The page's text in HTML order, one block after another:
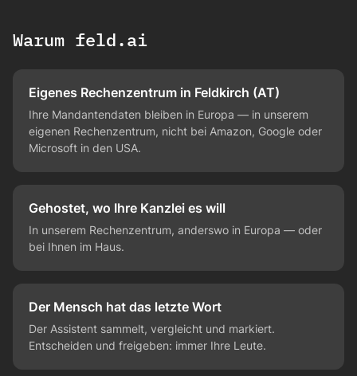
Warum feld.ai
Eigenes Rechenzentrum in Feldkirch (AT)
Ihre Mandantendaten bleiben in Europa — in unserem
eigenen Rechenzentrum, nicht bei Amazon, Google oder
Microsoft in den USA.
Gehostet, wo Ihre Kanzlei es will
In unserem Rechenzentrum, anderswo in Europa — oder
bei Ihnen im Haus.
Der Mensch hat das letzte Wort
Der Assistent sammelt, vergleicht und markiert.
Entscheiden und freigeben: immer Ihre Leute.